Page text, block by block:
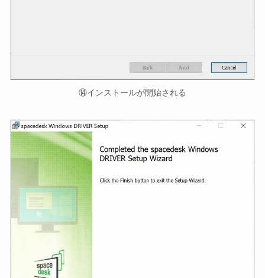
⑭インストールが開始される